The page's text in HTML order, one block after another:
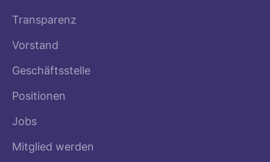
Transparenz
Vorstand
Geschäftsstelle
Positionen
Jobs
Mitglied werden